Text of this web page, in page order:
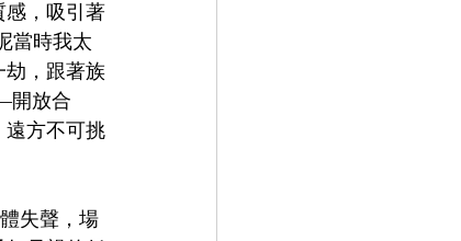
感，吸引著
當時我太
劫，跟著族
開放合
遠方不可挑
失聲，場